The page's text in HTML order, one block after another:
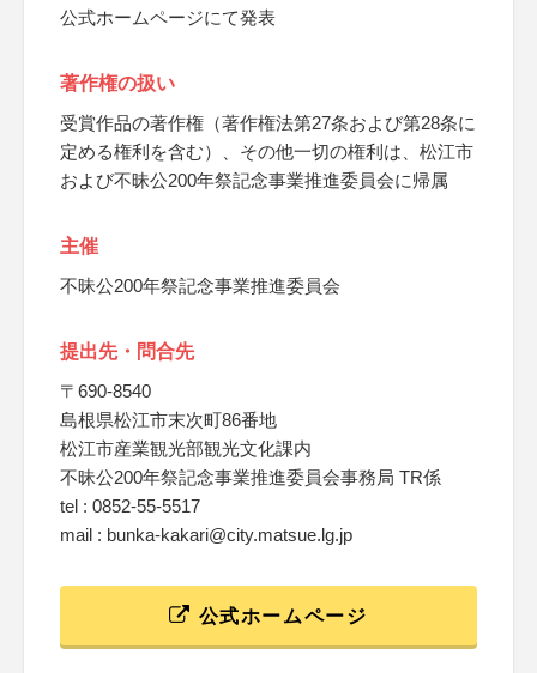
公式ホームページにて発表
著作権の扱い
受賞作品の著作権（著作権法第27条および第28条に
定める権利を含む）、その他一切の権利は、松江市
および不昧公200年祭記念事業推進委員会に帰属
主催
不昧公200年祭記念事業推進委員会
提出先・問合先
〒690-8540
島根県松江市末次町86番地
松江市産業観光部観光文化課内
不昧公200年祭記念事業推進委員会事務局 TR係
tel : 0852-55-5517
mail : bunka-kakari@city.matsue.lg.jp
公式ホームページ